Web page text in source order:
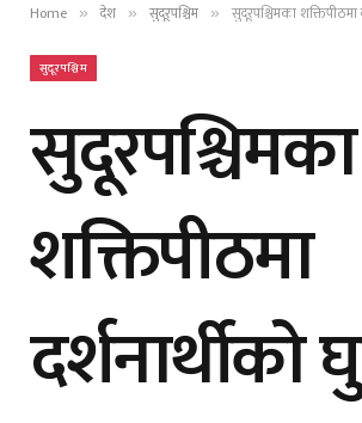
Home » देश » सुदूरपश्चिम » सुदूरपश्चिमका शक्तिपीठमा
सुदूरपश्चिम
सुदूरपश्चिमका
शक्तिपीठमा
दर्शनार्थीको